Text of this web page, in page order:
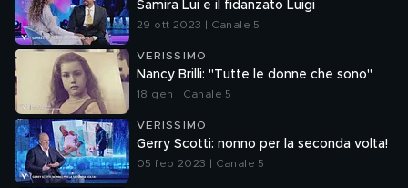
Samira Lui e il fidanzato Luigi
29 ott 2023 | Canale 5
VERISSIMO
Nancy Brilli: "Tutte le donne che sono"
18 gen | Canale 5
VERISSIMO
Gerry Scotti: nonno per la seconda volta!
05 feb 2023 | Canale 5